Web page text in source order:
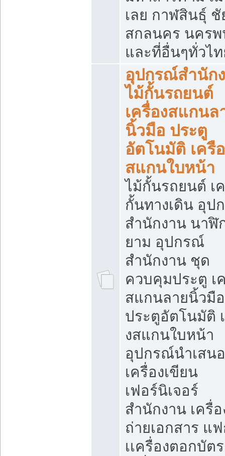
เลย กาฬสินธุ์
สกลนคร นคร
และที่อื่นๆทั่วไ
อุปกรณ์สำนัก
ไม้กั้นรถยนต์
เครื่องสแกนล
นิ้วมือ ประตู
อัตโนมัติ เครื
สแกนใบหน้า
ไม้กั้นรถยนต์ เ
กั้นทางเดิน อุป
สำนักงาน นาฬิ
ยาม อุปกรณ์
สำนักงาน ชุด
ควบคุมประตู เ
สแกนลายนิ้วมือ
ประตูอัตโนมัติ
งสแกนใบหน้า
อุปกรณ์นำเสน
เครื่องเขียน
เฟอร์นิเจอร์
สำนักงาน เครื่อ
ถ่ายเอกสาร แ
เเครื่องตอกบัตร